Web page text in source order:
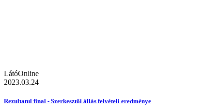
LátóOnline
2023.03.24
Rezultatul final - Szerkesztői állás felvételi eredménye